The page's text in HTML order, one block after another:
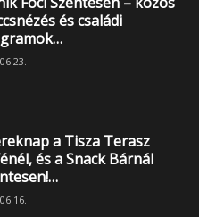
és családi
a Tisza Terasz
és a Snack Bárnál